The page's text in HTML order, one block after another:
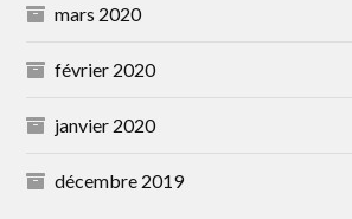
mars 2020
février 2020
janvier 2020
décembre 2019